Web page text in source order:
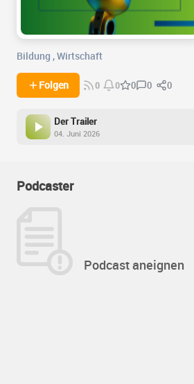
Bildung ,Wirtschaft
Folgen 0 0 0 0 0
Der Trailer
04. Juni 2026
Podcaster
Podcast aneignen